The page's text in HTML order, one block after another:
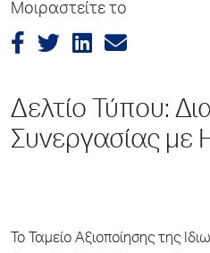
Μοιραστείτε το
Δελτίο Τύπου:
Συνεργασίας με
Το Ταμείο Αξιοποίησης της